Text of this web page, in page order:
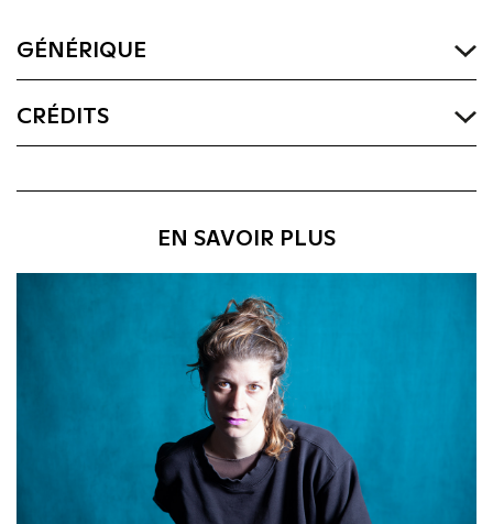
GÉNÉRIQUE
CRÉDITS
EN SAVOIR PLUS